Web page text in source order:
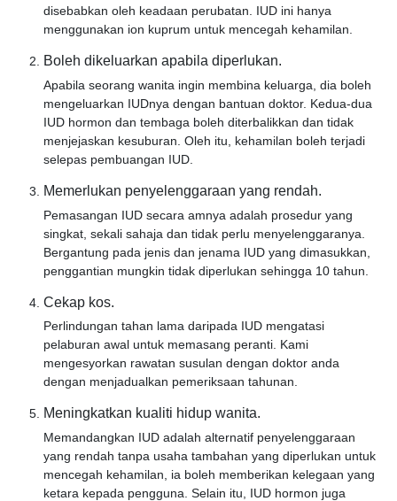
disebabkan oleh keadaan perubatan. IUD ini hanya
menggunakan ion kuprum untuk mencegah kehamilan.
Boleh dikeluarkan apabila diperlukan.
Apabila seorang wanita ingin membina keluarga, dia boleh
mengeluarkan IUDnya dengan bantuan doktor. Kedua-dua
IUD hormon dan tembaga boleh diterbalikkan dan tidak
menjejaskan kesuburan. Oleh itu, kehamilan boleh terjadi
selepas pembuangan IUD.
Memerlukan penyelenggaraan yang rendah.
Pemasangan IUD secara amnya adalah prosedur yang
singkat, sekali sahaja dan tidak perlu menyelenggaranya.
Bergantung pada jenis dan jenama IUD yang dimasukkan,
penggantian mungkin tidak diperlukan sehingga 10 tahun.
Cekap kos.
Perlindungan tahan lama daripada IUD mengatasi
pelaburan awal untuk memasang peranti. Kami
mengesyorkan rawatan susulan dengan doktor anda
dengan menjadualkan pemeriksaan tahunan.
Meningkatkan kualiti hidup wanita.
Memandangkan IUD adalah alternatif penyelenggaraan
yang rendah tanpa usaha tambahan yang diperlukan untuk
mencegah kehamilan, ia boleh memberikan kelegaan yang
ketara kepada pengguna. Selain itu, IUD hormon juga